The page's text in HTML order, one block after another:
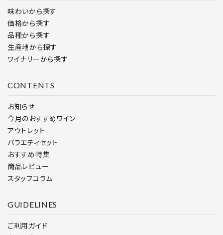
味わいから探す
価格から探す
品種から探す
生産地から探す
ワイナリーから探す
CONTENTS
お知らせ
今月のおすすめワイン
アウトレット
バラエティセット
おすすめ特集
商品レビュー
スタッフコラム
GUIDELINES
ご利用ガイド